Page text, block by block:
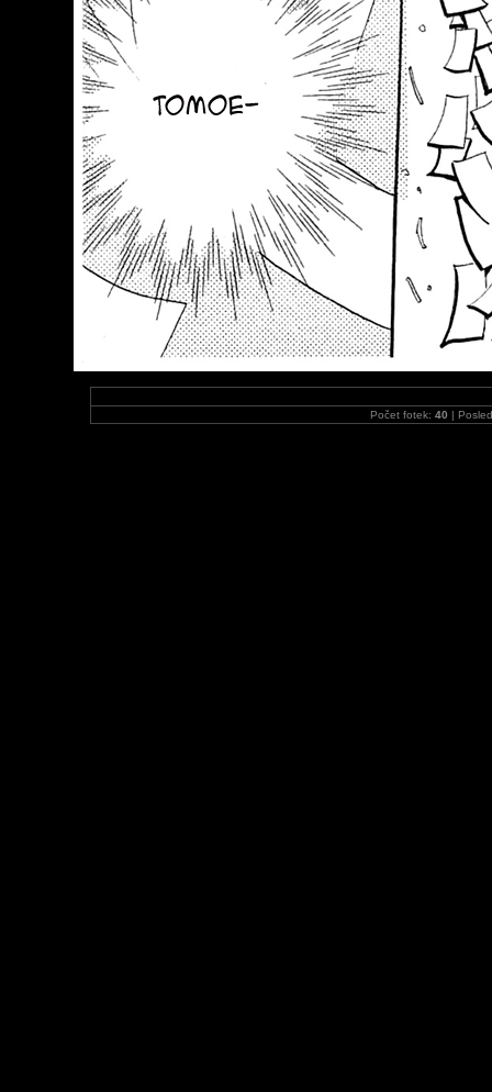
Počet fotek:40 |